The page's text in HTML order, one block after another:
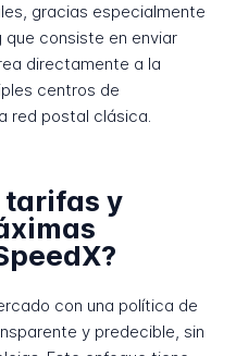
gracias especialmente
consiste en enviar
directamente a la
centros de
red postal clásica.
tarifas y
con una política de
y predecible, sin